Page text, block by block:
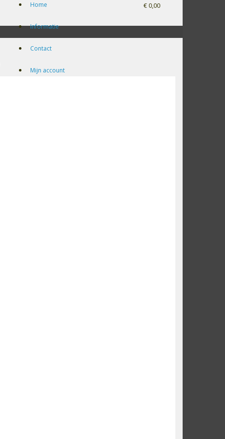
€ 0,00
Home
Informatie
Contact
Mijn account